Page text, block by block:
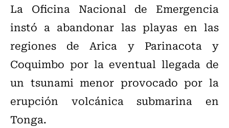
La Oficina Nacional de Emergencia
instó a abandonar las playas en las
regiones de Arica y Parinacota y
Coquimbo por la eventual llegada de
un tsunami menor provocado por la
erupción volcánica submarina en
Tonga.